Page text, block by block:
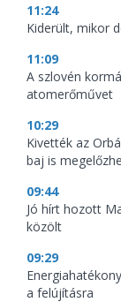
11:24
Kiderült, mikor
11:09
A szlovén
atomerőművet
10:29
Kivették az
baj is
09:44
Jó hírt hozott
közölt
09:29
a felújításra